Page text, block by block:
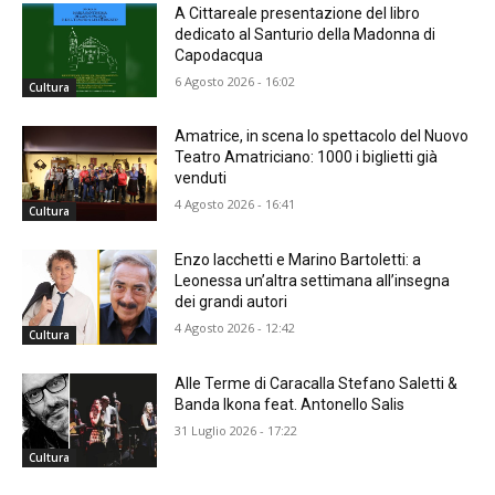
Cultura
A Cittareale presentazione del libro
dedicato al Santurio della Madonna di
Capodacqua
6 Agosto 2026 - 16:02
Cultura
Amatrice, in scena lo spettacolo del Nuovo
Teatro Amatriciano: 1000 i biglietti già
venduti
4 Agosto 2026 - 16:41
Cultura
Enzo Iacchetti e Marino Bartoletti: a
Leonessa un’altra settimana all’insegna
dei grandi autori
4 Agosto 2026 - 12:42
Cultura
Alle Terme di Caracalla Stefano Saletti &
Banda Ikona feat. Antonello Salis
31 Luglio 2026 - 17:22